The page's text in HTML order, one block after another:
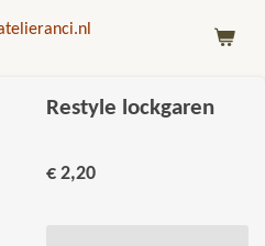
Restyle lockgaren
€ 2,20